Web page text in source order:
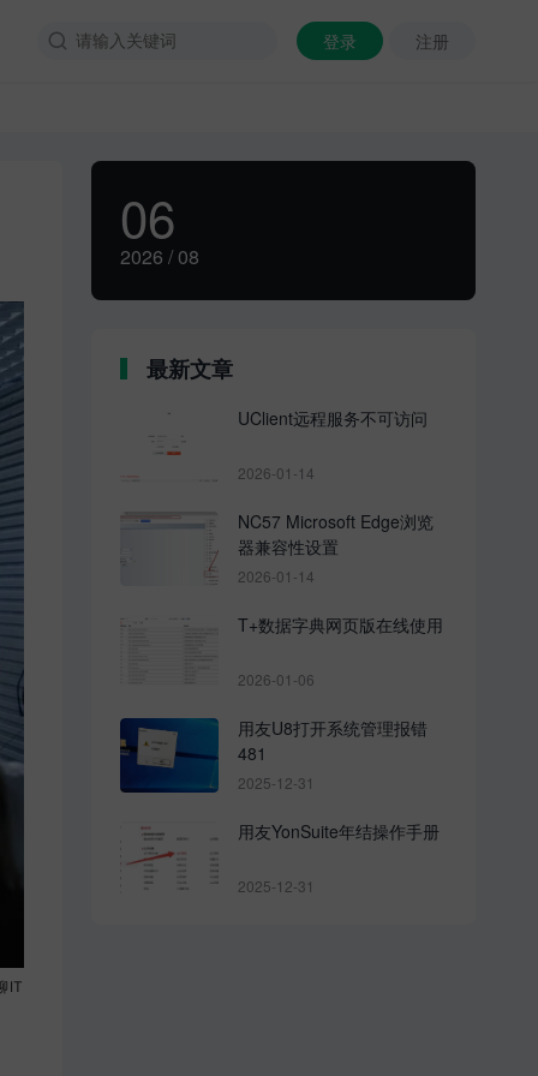
登录 注册

IT
06
2026 / 08
最新文章
UClient远程服务不可访问
2026-01-14
NC57 Microsoft Edge浏览
器兼容性设置
2026-01-14
T+数据字典网页版在线使用
2026-01-06
用友U8打开系统管理报错
481
2025-12-31
用友YonSuite年结操作手册
2025-12-31